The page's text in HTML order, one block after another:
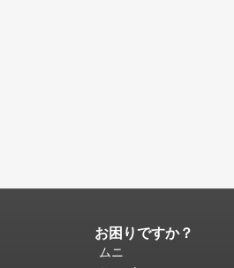
ペ
ー
お困りですか？
ムニ